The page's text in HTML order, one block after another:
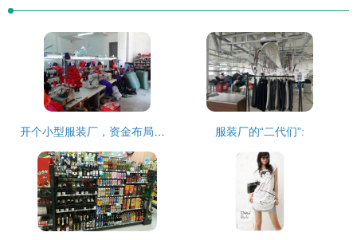
服装厂的“二代们”: